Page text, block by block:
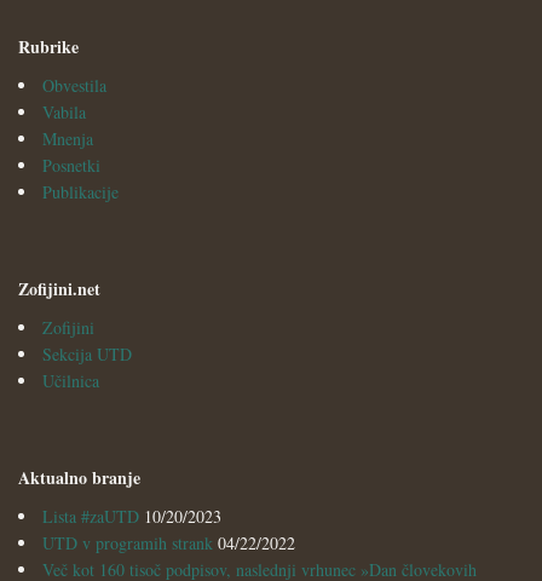
Rubrike
Obvestila
Vabila
Mnenja
Posnetki
Publikacije
Zofijini.net
Zofijini
Sekcija UTD
Učilnica
Aktualno branje
Lista #zaUTD 10/20/2023
UTD v programih strank 04/22/2022
Več kot 160 tisoč podpisov, naslednji vrhunec »Dan človekovih